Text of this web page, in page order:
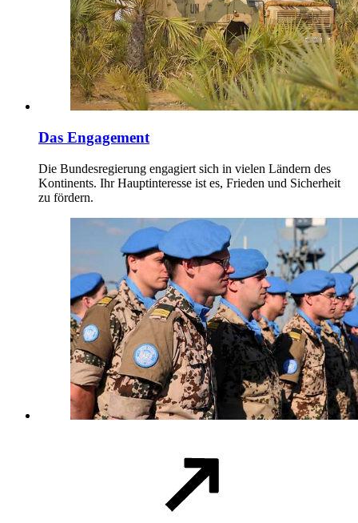
Das Engagement
Die Bundesregierung engagiert sich in vielen Ländern des
Kontinents. Ihr Hauptinteresse ist es, Frieden und Sicherheit
zu fördern.